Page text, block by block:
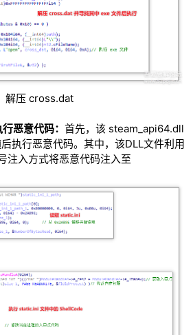
解压 cross.dat
恶意代码： 首先，该 steam_api64.dll
执行恶意代码。其中，该DLL文件利用
注入方式将恶意代码注入至